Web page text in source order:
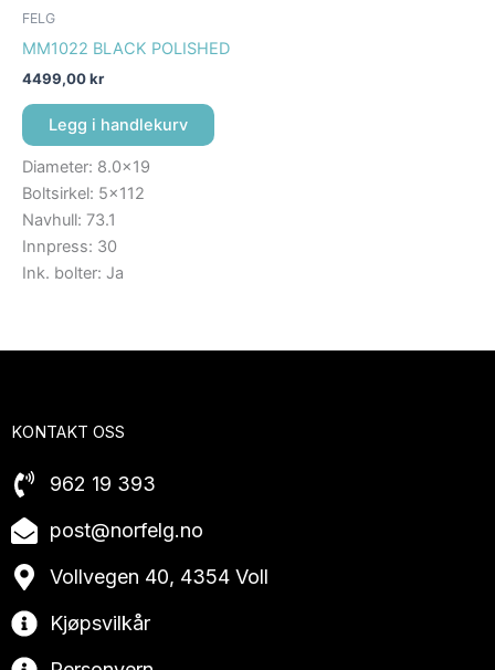
FELG
MM1022 BLACK POLISHED
4499,00kr
Legg i handlekurv
Diameter: 8.0×19
Boltsirkel: 5×112
Navhull: 73.1
Innpress: 30
Ink. bolter: Ja
KONTAKT OSS
962 19 393
post@norfelg.no
Vollvegen 40, 4354 Voll
Kjøpsvilkår